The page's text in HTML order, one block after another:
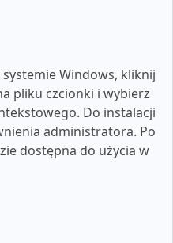
Windows, kliknij
pliku czcionki i wybierz
Do instalacji
administratora. Po
dostępna do użycia w